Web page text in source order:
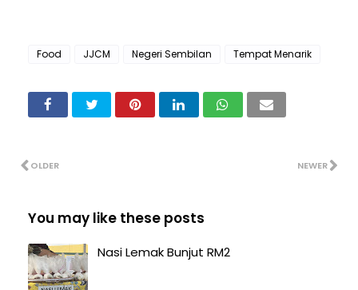
Food JJCM Negeri Sembilan Tempat Menarik
NEWER
OLDER
You may like these posts
Nasi Lemak Bunjut RM2